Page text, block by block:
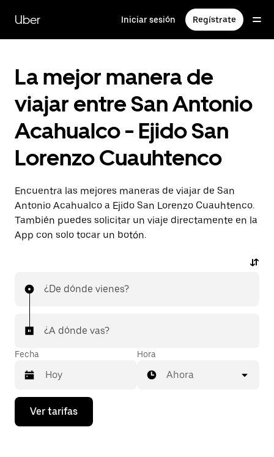
contenido
principal
Uber Iniciar sesión Regístrate
La mejor manera de
viajar entre San Antonio
Acahualco - Ejido San
Lorenzo Cuauhtenco
Encuentra las mejores maneras de viajar de San
Antonio Acahualco a Ejido San Lorenzo Cuauhtenco.
También puedes solicitar un viaje directamente en la
App con solo tocar un botón.
¿De dónde vienes?
¿A dónde vas?
Fecha
Presiona
flecha
Hora
Ahora
Ver tarifas